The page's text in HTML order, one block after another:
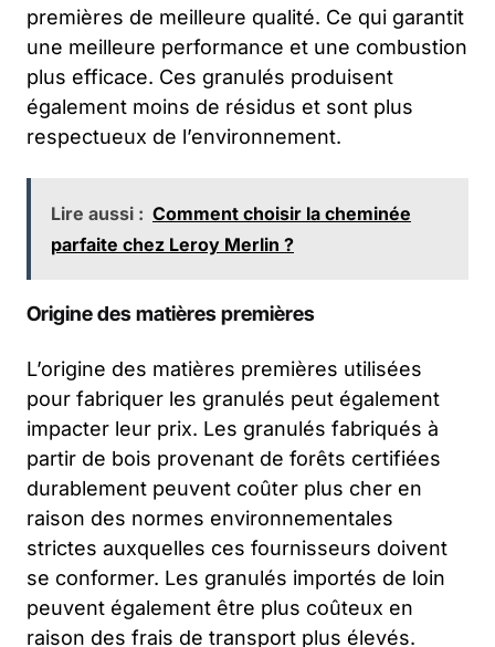
premières de meilleure qualité. Ce qui garantit
une meilleure performance et une combustion
plus efficace. Ces granulés produisent
également moins de résidus et sont plus
respectueux de l’environnement.
Lire aussi : Comment choisir la cheminée
parfaite chez Leroy Merlin ?
Origine des matières premières
L’origine des matières premières utilisées
pour fabriquer les granulés peut également
impacter leur prix. Les granulés fabriqués à
partir de bois provenant de forêts certifiées
durablement peuvent coûter plus cher en
raison des normes environnementales
strictes auxquelles ces fournisseurs doivent
se conformer. Les granulés importés de loin
peuvent également être plus coûteux en
raison des frais de transport plus élevés.